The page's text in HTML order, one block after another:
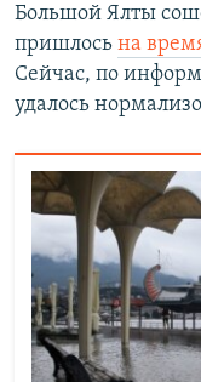
Большой Ялты
пришлось на
Сейчас, по
удалось